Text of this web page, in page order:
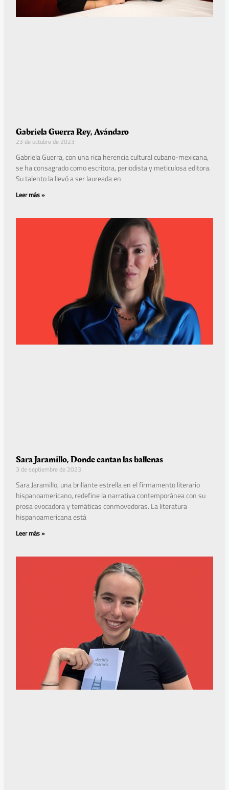
Gabriela Guerra Rey, Avándaro
23 de octubre de 2023
Gabriela Guerra, con una rica herencia cultural cubano-mexicana,
se ha consagrado como escritora, periodista y meticulosa editora.
Su talento la llevó a ser laureada en
Leer más »
Sara Jaramillo, Donde cantan las ballenas
3 de septiembre de 2023
Sara Jaramillo, una brillante estrella en el firmamento literario
hispanoamericano, redefine la narrativa contemporánea con su
prosa evocadora y temáticas conmovedoras. La literatura
hispanoamericana está
Leer más »